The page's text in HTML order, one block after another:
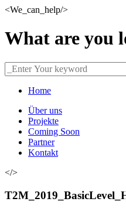
<We_can_help/>
What are you
Home
Über uns
Projekte
Coming Soon
Partner
Kontakt
</>